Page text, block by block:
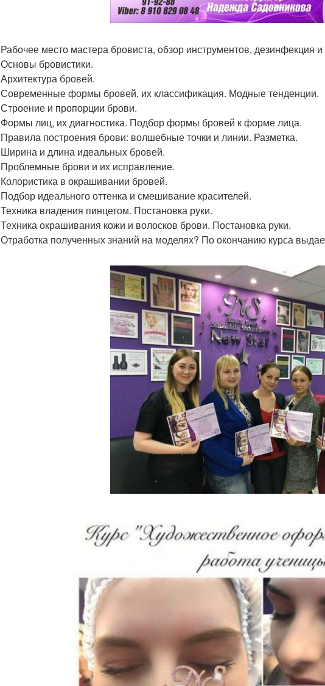
Рабочее место мастера бровиста, обзор инструментов, дезинфекция и
Основы бровистики.
Архитектура бровей.
Современные формы бровей, их классификация. Модные тенденции.
Строение и пропорции брови.
Формы лиц, их диагностика. Подбор формы бровей к форме лица.
Правила построения брови: волшебные точки и линии. Разметка.
Ширина и длина идеальных бровей.
Проблемные брови и их исправление.
Колористика в окрашивании бровей.
Подбор идеального оттенка и смешивание красителей.
Техника владения пинцетом. Постановка руки.
Техника окрашивания кожи и волосков брови. Постановка руки.
Отработка полученных знаний на моделях? По окончанию курса